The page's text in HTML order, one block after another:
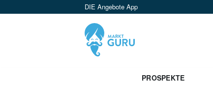
DIE Angebote App
PROSPEKTE